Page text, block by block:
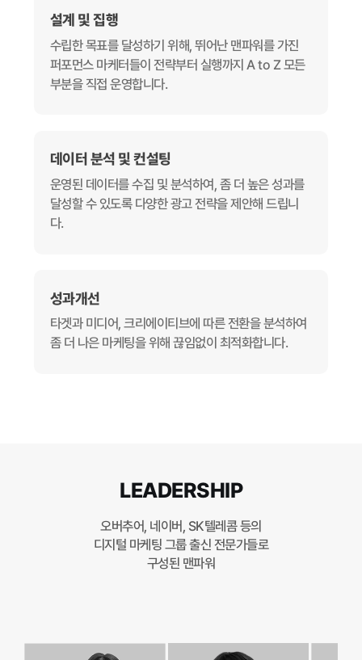
설계 및 집행
수립한 목표를 달성하기 위해, 뛰어난 맨파워를 가진
퍼포먼스 마케터들이 전략부터 실행까지 A to Z 모든
부분을 직접 운영합니다.
데이터 분석 및 컨설팅
운영된 데이터를 수집 및 분석하여, 좀 더 높은 성과를
달성할 수 있도록 다양한 광고 전략을 제안해 드립니
다.
성과개선
타겟과 미디어, 크리에이티브에 따른 전환을 분석하여
좀 더 나은 마케팅을 위해 끊임없이 최적화합니다.
LEADERSHIP
오버추어, 네이버, SK텔레콤 등의
디지털 마케팅 그룹 출신 전문가들로
구성된 맨파워